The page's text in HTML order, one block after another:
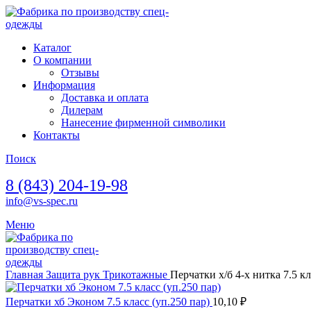
Каталог
О компании
Отзывы
Информация
Доставка и оплата
Дилерам
Нанесение фирменной символики
Контакты
Поиск
8 (843) 204-19-98
info@vs-spec.ru
Меню
Главная Защита рук Трикотажные Перчатки х/б 4-х нитка 7.5
Перчатки хб Эконом 7.5 класс (уп.250 пар) 10,10 ₽